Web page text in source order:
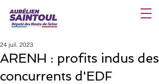
ARENH : profits indus des
concurrents d'EDF
24 juil. 2023